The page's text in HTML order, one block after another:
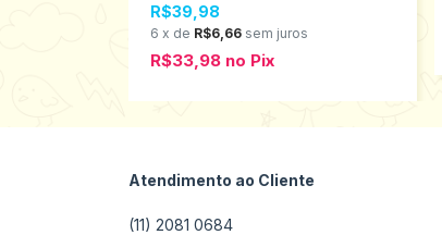
R$39,98
6 x de R$6,66 sem juros
R$33,98 no Pix
Atendimento ao Cliente
(11) 2081 0684